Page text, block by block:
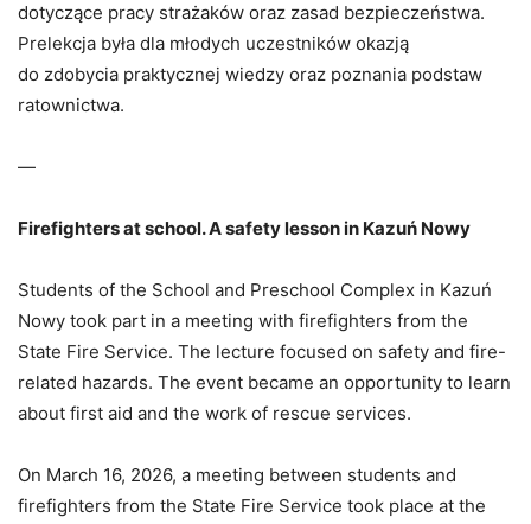
dotyczące pracy strażaków oraz zasad bezpieczeństwa.
Prelekcja była dla młodych uczestników okazją
do zdobycia praktycznej wiedzy oraz poznania podstaw
ratownictwa.
—
Firefightersatschool.Asafetylessonin Kazuń Nowy
Students of the School and Preschool Complex in Kazuń
Nowy took part in a meeting with firefighters from the
State Fire Service. The lecture focused on safety and fire-
related hazards. The event became an opportunity to learn
about first aid and the work of rescue services.
On March 16, 2026, a meeting between students and
firefighters from the State Fire Service took place at the